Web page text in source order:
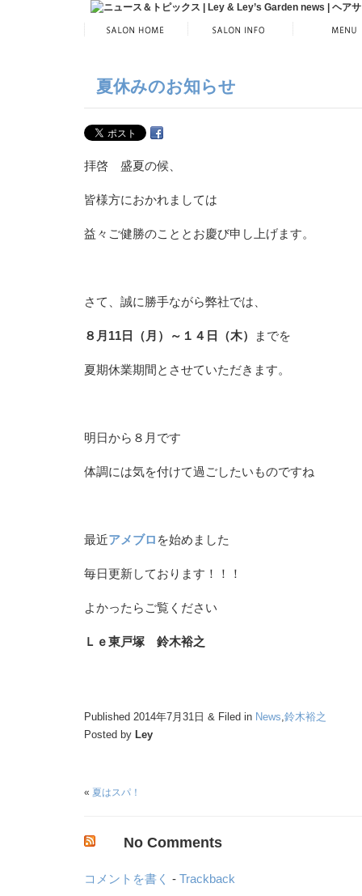
夏休みのお知らせ
拝啓 盛夏の候、
皆様方におかれましては
益々ご健勝のこととお慶び申し上げます。
さて、誠に勝手ながら弊社では、
８月11日（月）～１４日（木） までを
夏期休業期間とさせていただきます。
明日から８月です
体調には気を付けて過ごしたいものですね
最近アメブロ を始めました
毎日更新しております！！！
よかったらご覧ください
Ｌｅ東戸塚 鈴木裕之
Published 2014年7月31日 & Filed in News,鈴木裕之
Posted by Ley
« 夏はスパ！
No Comments
コメントを書く -Trackback